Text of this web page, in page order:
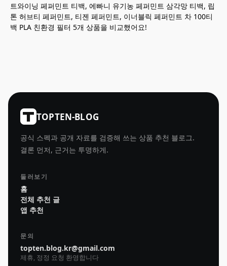
트와이닝 페퍼민트 티백, 에빠니 유기농 페퍼민트 삼각망 티백, 립
톤 허브티 페퍼민트, 티젠 페퍼민트, 이너블릭 페퍼민트 차 100티
백 PLA 친환경 필터 5개 상품을 비교했어요!
TOPTEN-BLOG
공식 스펙과 공개 자료를 검증해 쓰는 상품 추천 블로그.
결론 먼저, 근거는 투명하게.
둘러보기
홈
전체 추천 글
앱 추천
문의
topten.blog.kr@gmail.com
제휴, 정정 요청 환영합니다